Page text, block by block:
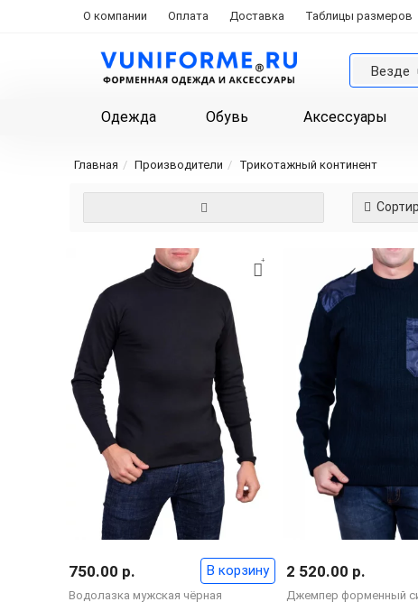
О компании Оплата Доставка Таблицы размеров
Везде
Одежда Обувь Аксессуары
Главная Производители Трикотажный континент
Водолазка мужская чёрная
750.00 р. В корзину
Джемпер форменный
2 520.00 р.